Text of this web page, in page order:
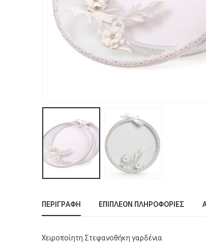
ΠΕΡΙΓΡΑΦΉ ΕΠΙΠΛΈΟΝ ΠΛΗΡΟΦΟΡΊΕΣ
Χειροποίητη Στεφανοθήκη γαρδένια